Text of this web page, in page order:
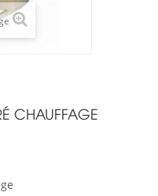
CHAUFFAGE